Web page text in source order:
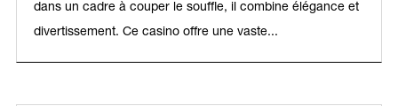
dans un cadre à couper le souffle, il combine élégance et
divertissement. Ce casino offre une vaste...